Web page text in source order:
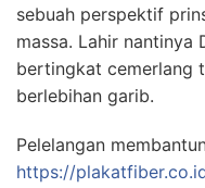
sebuah perspektif
massa. Lahir
bertingkat cemerlang
berlebihan garib.
Pelelangan
https://